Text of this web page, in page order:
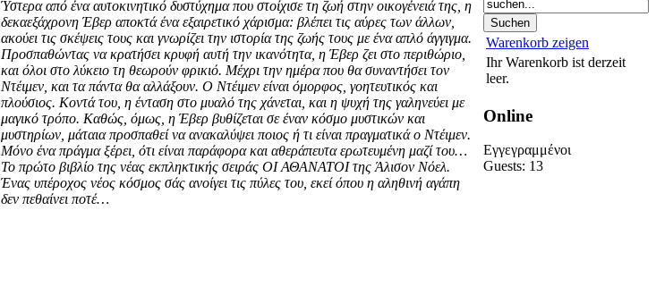
Ύστερα από ένα αυτοκινητικό δυστύχημα που στοίχισε τη ζωή στην οικογένειά της, η
δεκαεξάχρονη Έβερ αποκτά ένα εξαιρετικό χάρισμα: βλέπει τις αύρες των άλλων,
ακούει τις σκέψεις τους και γνωρίζει την ιστορία της ζωής τους με ένα απλό άγγιγμα.
Προσπαθώντας να κρατήσει κρυφή αυτή την ικανότητα, η Έβερ ζει στο περιθώριο,
και όλοι στο λύκειο τη θεωρούν φρικιό. Μέχρι την ημέρα που θα συναντήσει τον
Ντέιμεν, και τα πάντα θα αλλάξουν. Ο Ντέιμεν είναι όμορφος, γοητευτικός και
πλούσιος. Κοντά του, η ένταση στο μυαλό της χάνεται, και η ψυχή της γαληνεύει με
μαγικό τρόπο. Καθώς, όμως, η Έβερ βυθίζεται σε έναν κόσμο μυστικών και
μυστηρίων, μάταια προσπαθεί να ανακαλύψει ποιος ή τι είναι πραγματικά ο Ντέιμεν.
Μόνο ένα πράγμα ξέρει, ότι είναι παράφορα και αθεράπευτα ερωτευμένη μαζί του…
Το πρώτο βιβλίο της νέας εκπληκτικής σειράς ΟΙ ΑΘΑΝΑΤΟΙ της Άλισον Νόελ.
Ένας υπέροχος νέος κόσμος σάς ανοίγει τις πύλες του, εκεί όπου η αληθινή αγάπη
δεν πεθαίνει ποτέ…
Warenkorb zeigen
Ihr Warenkorb ist derzeit
leer.
Online
Eγγεγραμμένoι
Guests: 13